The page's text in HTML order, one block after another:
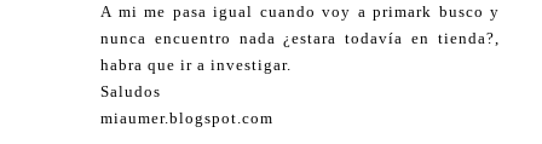
A mi me pasa igual cuando voy a primark busco y
nunca encuentro nada ¿estara todavía en tienda?,
habra que ir a investigar.
Saludos
miaumer.blogspot.com